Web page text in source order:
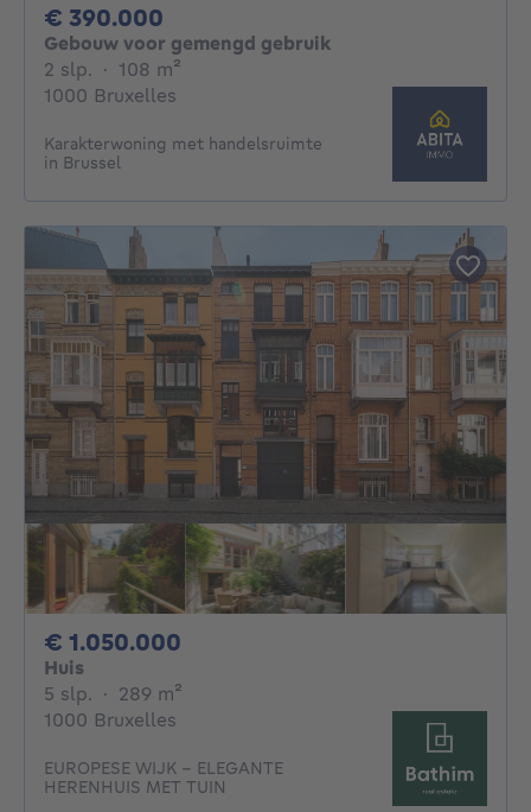
€ 390.000
Gebouw voor gemengd gebruik
2 slp. 2 slaapkamers
· 108 m²
1000 Bruxelles
Karakterwoning met handelsruimte
in Brussel
€ 1.050.000
Huis
5 slp. 5 slaapkamers
· 289 m²
1000 Bruxelles
EUROPESE WIJK - ELEGANTE
HERENHUIS MET TUIN